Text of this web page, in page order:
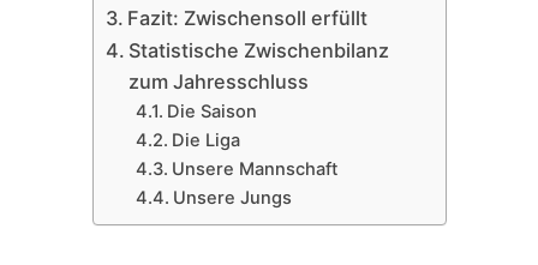
Fazit: Zwischensoll erfüllt
Statistische Zwischenbilanz
zum Jahresschluss
Die Saison
Die Liga
Unsere Mannschaft
Unsere Jungs